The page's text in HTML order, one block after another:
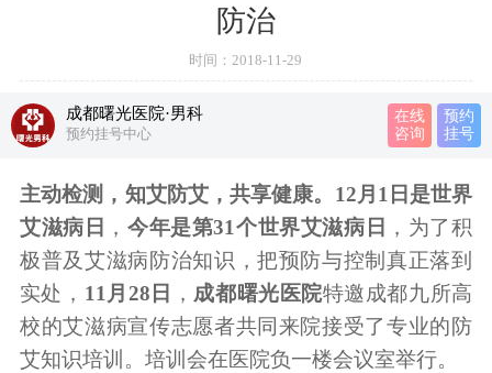
防治
时间：2018-11-29
成都曙光医院·男科
预约挂号中心
在线
咨询
预约
挂号
主动检测，知艾防艾，共享健康。 12月1日是世界
艾滋病日 ， 今年是第31个世界艾滋病日 ，为了积
极普及艾滋病防治知识，把预防与控制真正落到
实处， 11月28日 ， 成都曙光医院特邀成都九所高
校的艾滋病宣传志愿者共同来院接受了专业的防
艾知识培训。培训会在医院负一楼会议室举行。